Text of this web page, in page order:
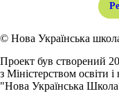
© Нова Українська
Проект був створений
з Міністерством освіти
"Нова Українська